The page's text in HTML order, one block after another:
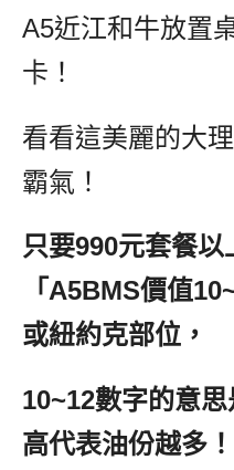
A5近江和牛放置
卡！
看看這美麗的大
霸氣！
只要990元套餐以
「A5BMS價值
或紐約克部位，
10~12數字的意
高代表油份越多！